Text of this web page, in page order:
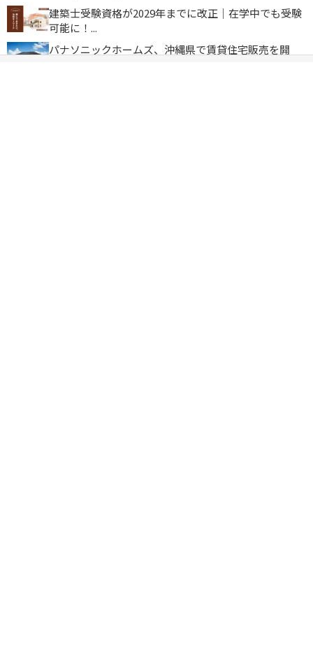
建築士受験資格が2029年までに改正｜在学中でも受験
可能に！...
パナソニックホームズ、沖縄県で賃貸住宅販売を開